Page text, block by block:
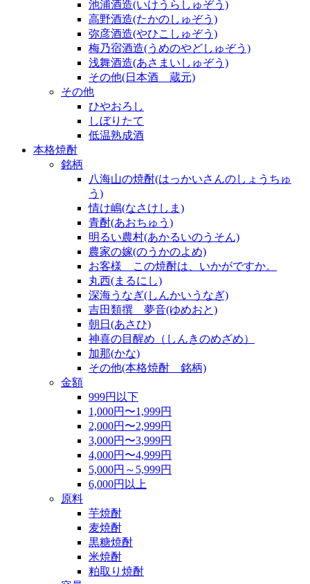
池浦酒造(いけうらしゅぞう)
高野酒造(たかのしゅぞう)
弥彦酒造(やひこしゅぞう)
梅乃宿酒造(うめのやどしゅぞう)
浅舞酒造(あさまいしゅぞう)
その他(日本酒 蔵元)
その他
ひやおろし
しぼりたて
低温熟成酒
本格焼酎
銘柄
八海山の焼酎(はっかいさんのしょうちゅ
う)
情け嶋(なさけしま)
青酎(あおちゅう)
明るい農村(あかるいのうそん)
農家の嫁(のうかのよめ)
お客様 この焼酎は、いかがですか。
丸西(まるにし)
深海うなぎ(しんかいうなぎ)
吉田類撰 夢音(ゆめおと)
朝日(あさひ)
神喜の目醒め（しんきのめざめ）
加那(かな)
その他(本格焼酎 銘柄)
金額
999円以下
1,000円〜1,999円
2,000円〜2,999円
3,000円〜3,999円
4,000円〜4,999円
5,000円～5,999円
6,000円以上
原料
芋焼酎
麦焼酎
黒糖焼酎
米焼酎
粕取り焼酎